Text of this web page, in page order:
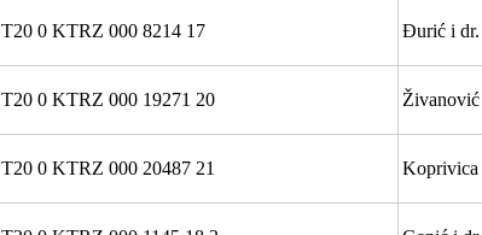
T20 0 KTRZ 000 8214 17 Đurić i dr.
T20 0 KTRZ 000 19271 20 Živanović
T20 0 KTRZ 000 20487 21 Koprivica